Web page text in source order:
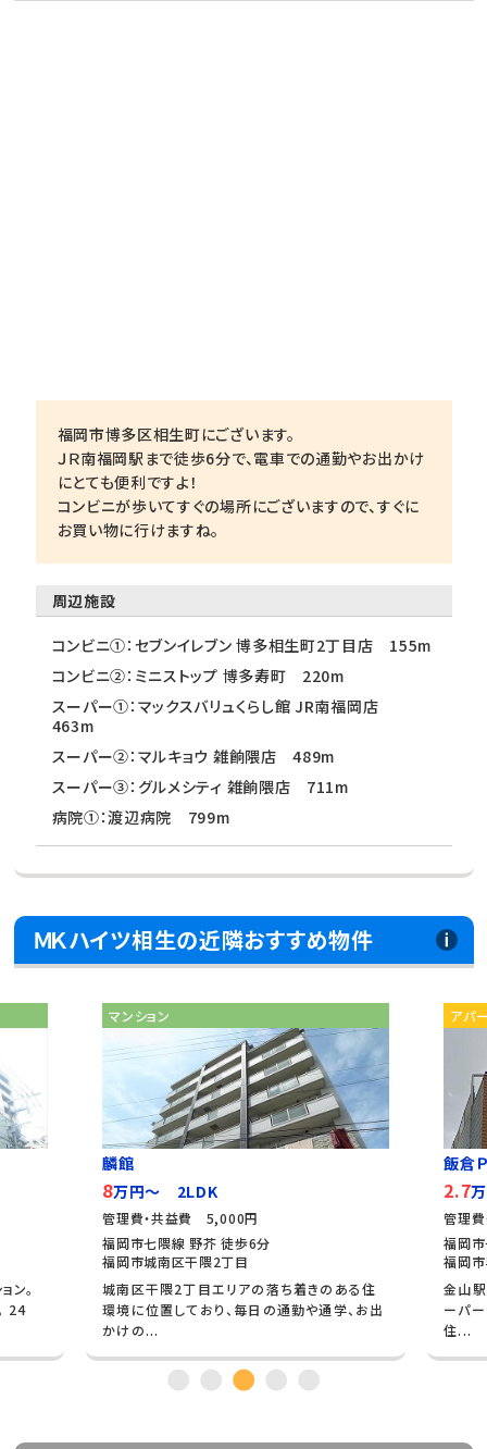
福岡市博多区相生町にございます。
ＪＲ南福岡駅まで徒歩6分で、電車での通勤やお出かけ
にとても便利ですよ！
コンビニが歩いてすぐの場所にございますので、すぐに
お買い物に行けますね。
周辺施設
コンビニ①：セブンイレブン 博多相生町2丁目店 155m
コンビニ②：ミニストップ 博多寿町 220m
スーパー①：マックスバリュくらし館 JR南福岡店
463m
スーパー②：マルキョウ 雑餉隈店 489m
スーパー③：グルメシティ 雑餉隈店 711m
病院①：渡辺病院 799m
ＭＫハイツ相生の近隣おすすめ物件
ン。
24
マンション
麟館
8万円～ 2LDK
管理費・共益費 5,000円
福岡市七隈線 野芥 徒歩6分
福岡市城南区干隈2丁目
城南区干隈2丁目エリアの落ち着きのある住
環境に位置しており、毎日の通勤や通学、お出
かけの...
アパ
飯倉
2.7
管理
福岡
福岡
金山
ーパ
住...